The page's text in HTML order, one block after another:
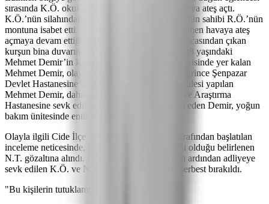
sırasında K.Ö. okul bahçesinden tabanca ile havaya ateş açtı.
K.Ö.’nün silahından çıkan kurşun, ilk olarak düğün sahibi R.Ö.’nün
montuna isabet etti. Çevredekilerin uyarısına rağmen havaya ateş
açmaya devam ettiği iddia edilen K.Ö.’nün tabancasından çıkan
kurşun bina duvarından sekerek yolda bulunan 48 yaşındaki
Mehmet Demir’in kafasına isabet etti. Kanlar içerisinde yer kalan
Mehmet Demir, olay yerine çağrılan sağlık ekiplerince Şenpazar
Devlet Hastanesine kaldırıldı. Burada ilk müdahalesi yapılan
Mehmet Demir, daha sonra Kastamonu Eğitim ve Araştırma
Hastanesine sevk edildi. Hayati tehlikesi devam eden Demir, yoğun
bakım ünitesinde entübe edildi.
Olayla ilgili Cide İlçe Jandarma Komutanlığı tarafından başlatılan
inceleme neticesinde, K.Ö. ve tabancanın sahibi olduğu belirlenen
N.T. gözaltına alındı. Jandarmadaki işlemlerinin ardından adliyeye
sevk edilen K.Ö. ve N.T., adli kontrol şartıyla serbest bırakıldı.
"Bu kişilerin tutuklanmasını istiyoruz"